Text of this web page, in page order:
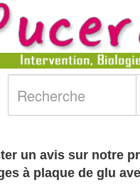
un avis sur notre
à plaque de glu